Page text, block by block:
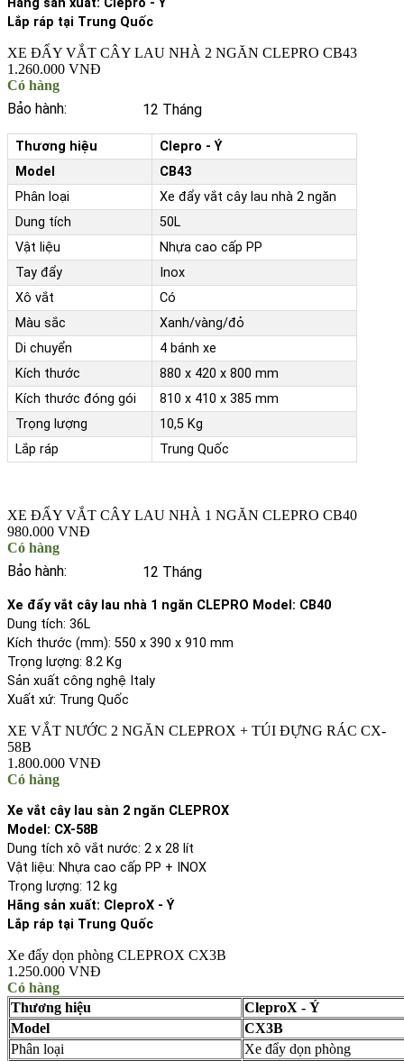
Hãng sản xuất: Clepro - Ý
Lắp ráp tại Trung Quốc
XE ĐẨY VẮT CÂY LAU NHÀ 2 NGĂN CLEPRO CB43
1.260.000 VNĐ
Có hàng
Bảo hành: 12 Tháng
Thương hiệu
Clepro - Ý
Model
CB43
Phân loại
Xe đẩy vắt cây lau nhà 2 ngăn
Dung tích
50L
Vật liệu
Nhựa cao cấp PP
Tay đẩy
Inox
Xô vắt
Có
Màu sắc
Xanh/vàng/đỏ
Di chuyển
4 bánh xe
Kích thước
880 x 420 x 800 mm
Kích thước đóng gói
810 x 410 x 385 mm
Trọng lượng
10,5 Kg
Lắp ráp
Trung Quốc
XE ĐẨY VẮT CÂY LAU NHÀ 1 NGĂN CLEPRO CB40
980.000 VNĐ
Có hàng
Bảo hành: 12 Tháng
Xe đẩy vắt cây lau nhà 1 ngăn CLEPRO Model: CB40
Dung tích: 36L
Kích thước (mm): 550 x 390 x 910 mm
Trọng lượng: 8.2 Kg
Sản xuất công nghệ Italy
Xuất xứ: Trung Quốc
XE VẮT NƯỚC 2 NGĂN CLEPROX + TÚI ĐỰNG RÁC CX-
58B
1.800.000 VNĐ
Có hàng
Xe vắt cây lau sàn 2 ngăn CLEPROX
Model: CX-58B
Dung tích xô vắt nước: 2 x 28 lít
Vật liệu: Nhựa cao cấp PP + INOX
Trọng lượng: 12 kg
Hãng sản xuất: CleproX - Ý
Lắp ráp tại Trung Quốc
Xe đẩy dọn phòng CLEPROX CX3B
1.250.000 VNĐ
Có hàng
Thương hiệu
CleproX - Ý
Model
CX3B
Phân loại
Xe đẩy dọn phòng